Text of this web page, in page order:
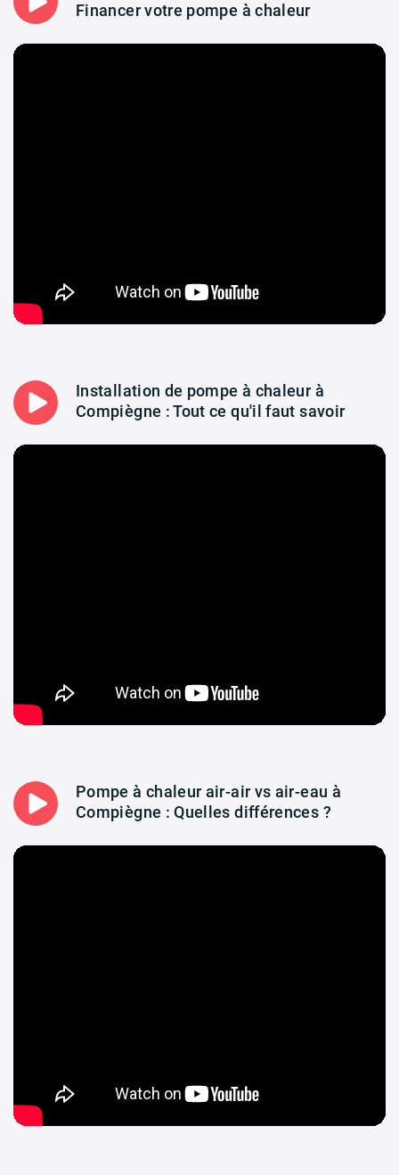
Financer votre pompe à chaleur
Installation de pompe à chaleur à
Compiègne : Tout ce qu'il faut savoir
Pompe à chaleur air-air vs air-eau à
Compiègne : Quelles différences ?